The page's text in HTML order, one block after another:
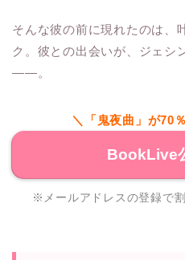
そんな彼の前に現れたのは、
ク。彼との出会いが、ジェシ
――。
＼「鬼夜曲」が70
BookLive
※メールアドレスの登録で